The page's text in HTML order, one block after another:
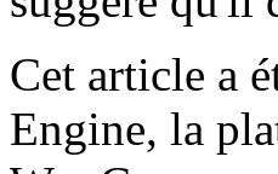
Cet article a
Engine, la